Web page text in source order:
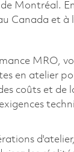
Montréal.
Canada et à
MRO,
en atelier
coûts et